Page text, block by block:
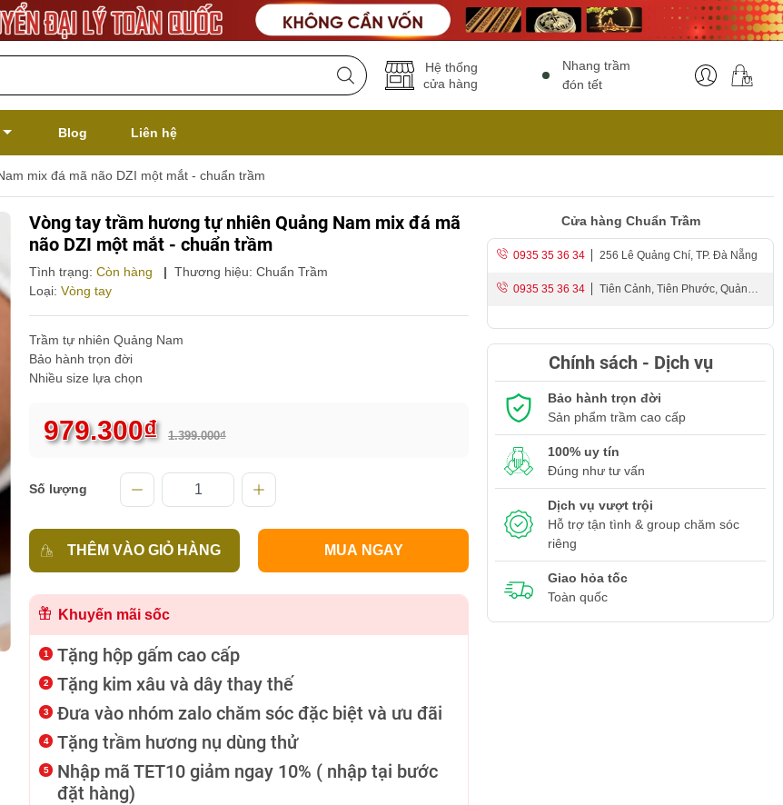
Hệ thống
cửa hàng
Nhang trầm
đón tết
Blog Liên hệ
mix đá mã não DZI một mắt - chuẩn trầm
Vòng tay trầm hương tự nhiên Quảng Nam mix đá mã
não DZI một mắt - chuẩn trầm
Tình trạng: Còn hàng | Thương hiệu: Chuẩn Trầm
Loại: Vòng tay
Trầm tự nhiên Quảng Nam
Bảo hành trọn đời
Nhiều size lựa chọn
979.300₫ 1.399.000₫
Số lượng
THÊM VÀO GIỎ HÀNG MUA NGAY
Khuyến mãi sốc
Tặng hộp gấm cao cấp
Tặng kim xâu và dây thay thế
Đưa vào nhóm zalo chăm sóc đặc biệt và ưu đãi
Tặng trầm hương nụ dùng thử
Nhập mã TET10 giảm ngay 10% ( nhập tại bước
đặt hàng)
Cửa hàng Chuẩn Trầm
0935 35 36 34 256 Lê Quảng Chí, TP. Đà Nẵng
0935 35 36 34
Tiên Cảnh, Tiên Phước, Quảng
Chính sách - Dịch vụ
Bảo hành trọn đời
Sản phẩm trầm cao cấp
100% uy tín
Đúng như tư vấn
Dịch vụ vượt trội
Hỗ trợ tận tình & group chăm sóc
riêng
Giao hỏa tốc
Toàn quốc